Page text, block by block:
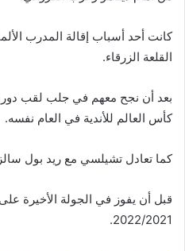
كانت أحد أسباب إقالة المدرب
القلعة الزرقاء.
كأس العالم للأندية في العام نفسه.
كما تعادل تشيلسي مع ريد بول
قبل أن يفوز في الجولة الأخيرة
2022/2021.